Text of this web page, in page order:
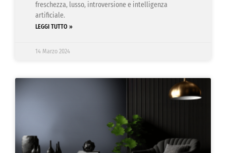
freschezza, lusso, introversione e intelligenza
artificiale.
LEGGI TUTTO »
14 Marzo 2024